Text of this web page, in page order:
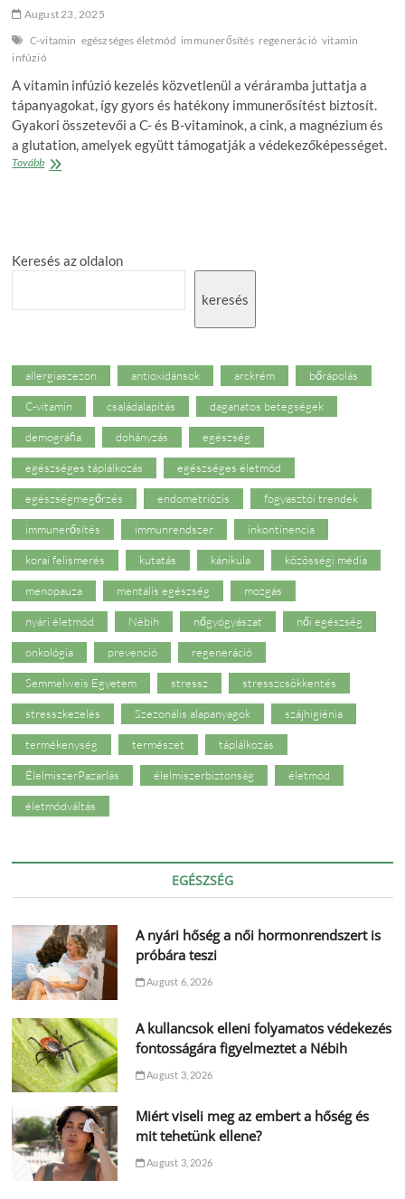
August 23, 2025
C-vitamin egészséges életmód immunerősítés regeneráció vitamin
infúzió
A vitamin infúzió kezelés közvetlenül a véráramba juttatja a
tápanyagokat, így gyors és hatékony immunerősítést biztosít.
Gyakori összetevői a C- és B-vitaminok, a cink, a magnézium és
a glutation, amelyek együtt támogatják a védekezőképességet.
TovábbVitamin
Keresés az oldalon
keresés
allergiaszezon antioxidánsok arckrém bőrápolás
C-vitamin családalapítás daganatos betegségek
demográfia dohányzás egészség
egészséges táplálkozás egészséges életmód
egészségmegőrzés endometriózis fogyasztói trendek
immunerősítés immunrendszer inkontinencia
korai felismerés kutatás kánikula közösségi média
menopauza mentális egészség mozgás
nyári életmód Nébih nőgyógyászat női egészség
onkológia prevenció regeneráció
Semmelweis Egyetem stressz stresszcsökkentés
stresszkezelés Szezonális alapanyagok szájhigiénia
termékenység természet táplálkozás
ÉlelmiszerPazarlás élelmiszerbiztonság életmód
életmódváltás
EGÉSZSÉG
A nyári hőség a női hormonrendszert is
próbára teszi
August 6, 2026
A kullancsok elleni folyamatos védekezés
fontosságára figyelmeztet a Nébih
August 3, 2026
Miért viseli meg az embert a hőség és
mit tehetünk ellene?
August 3, 2026